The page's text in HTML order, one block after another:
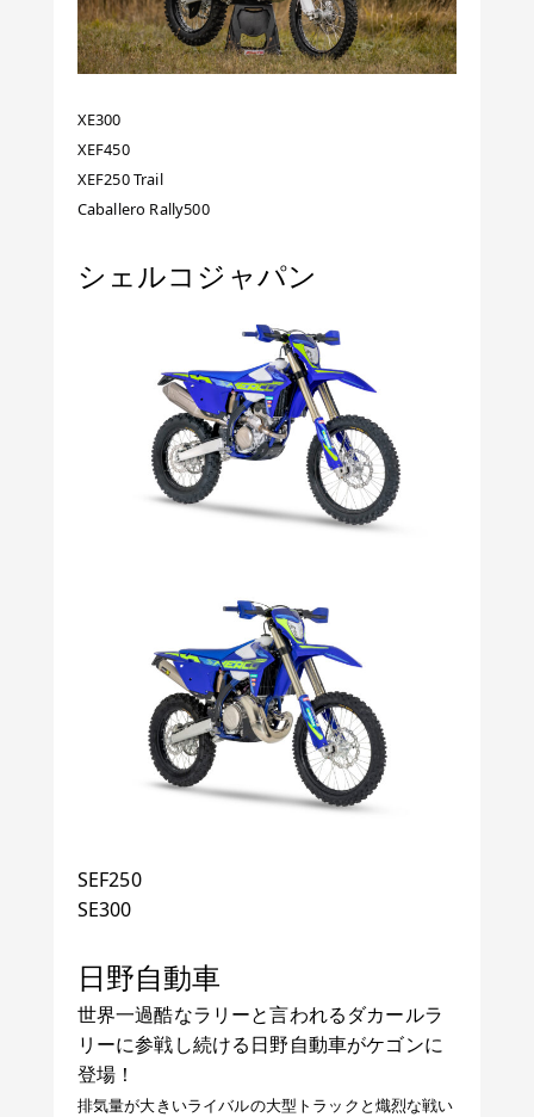
XE300
XEF450
XEF250 Trail
Caballero Rally500
シェルコジャパン
SEF250
SE300
日野自動車
世界一過酷なラリーと言われるダカールラ
リーに参戦し続ける日野自動車がケゴンに
登場！
排気量が大きいライバルの大型トラックと熾烈な戦い